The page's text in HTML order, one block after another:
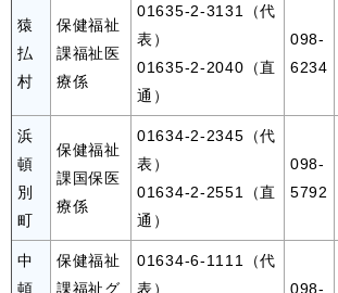
猿
払
村
保健福祉
課福祉医
療係
01635-2-3131（代
表）
01635-2-2040（直
通）
098-
6234
浜
頓
別
町
保健福祉
課国保医
療係
01634-2-2345（代
表）
01634-2-2551（直
通）
098-
5792
中
頓
保健福祉
課福祉グ
01634-6-1111（代
表）
098-